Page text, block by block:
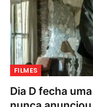
FILMES
Dia D fecha